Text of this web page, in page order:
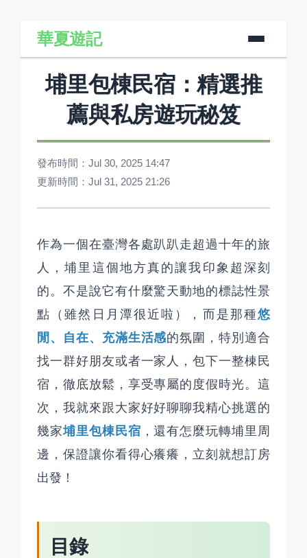
華夏遊記
埔里包棟民宿：精選推
薦與私房遊玩秘笈
發布時間：Jul 30, 2025 14:47
更新時間：Jul 31, 2025 21:26
作為一個在臺灣各處趴趴走超過十年的旅
人，埔里這個地方真的讓我印象超深刻
的。不是說它有什麼驚天動地的標誌性景
點（雖然日月潭很近啦），而是那種悠
閒、自在、充滿生活感的氛圍，特別適合
找一群好朋友或者一家人，包下一整棟民
宿，徹底放鬆，享受專屬的度假時光。這
次，我就來跟大家好好聊聊我精心挑選的
幾家埔里包棟民宿 ，還有怎麼玩轉埔里周
邊，保證讓你看得心癢癢，立刻就想訂房
出發！
目錄